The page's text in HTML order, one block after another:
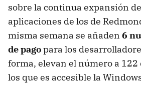
sobre la continua expansión
aplicaciones de los de
misma semana se añaden 6
de pagopara los
forma, elevan el número a 122
los que es accesible la